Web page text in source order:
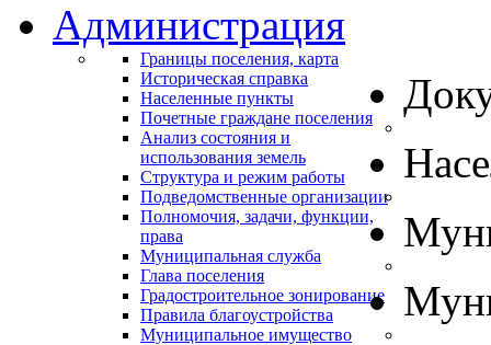
Администрация
Границы поселения, карта
Историческая справка
Населенные пункты
Почетные граждане поселения
Анализ состояния и
использования земель
Структура и режим работы
Подведомственные организации
Полномочия, задачи, функции,
права
Муниципальная служба
Глава поселения
Градостроительное зонирование
Правила благоустройства
Муниципальное имущество